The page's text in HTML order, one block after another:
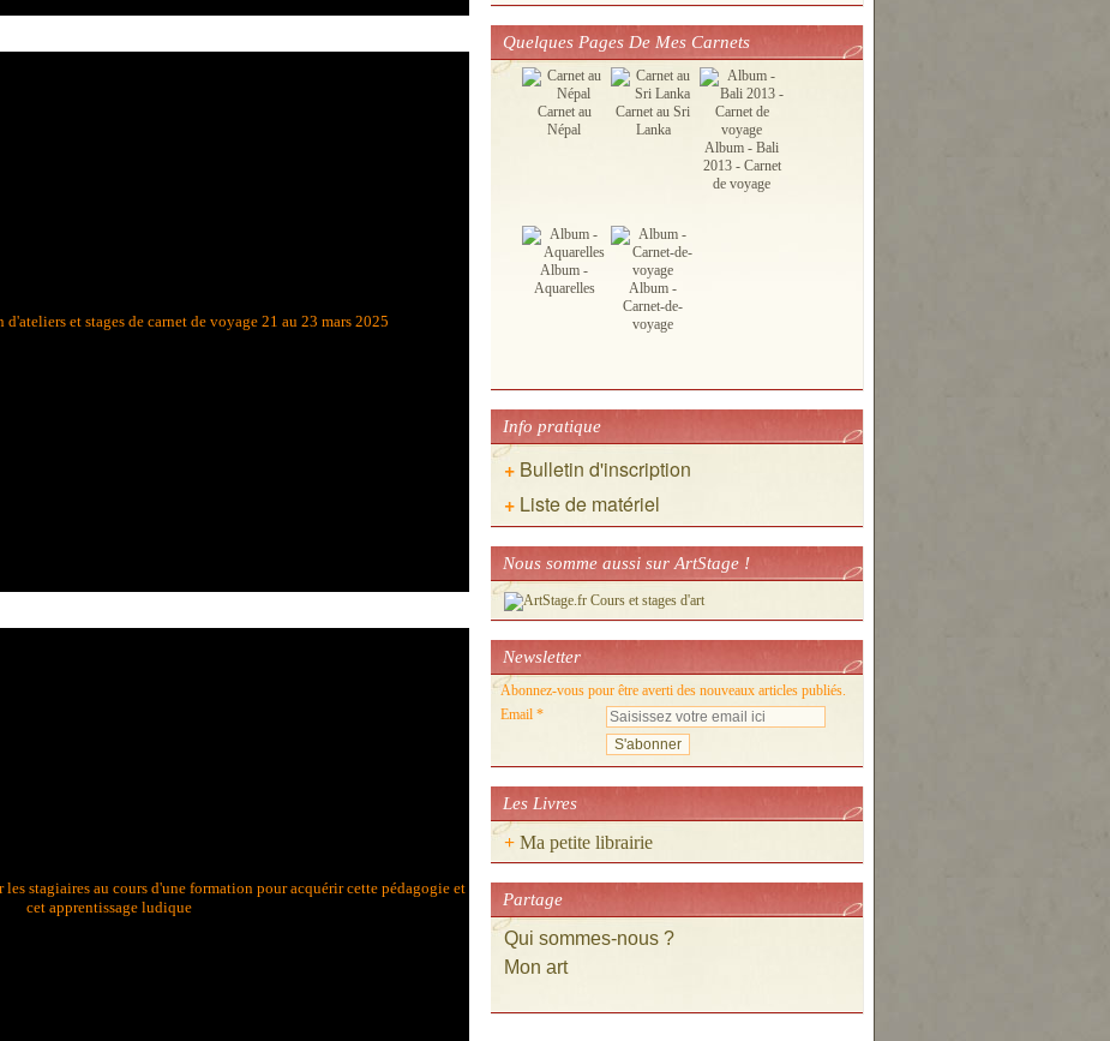
Quelques Pages De Mes Carnets
Carnet au
Népal
Carnet au Sri
Lanka
Album - Bali
2013 - Carnet
de voyage
Album -
Aquarelles
Album -
Carnet-de-
voyage
Info pratique
+ Bulletin d'inscription
+ Liste de matériel
Nous somme aussi sur ArtStage !
Newsletter
Abonnez-vous pour être averti des nouveaux articles publiés.
Email
Les Livres
+ Ma petite librairie
Partage
Qui sommes-nous ?
Mon art